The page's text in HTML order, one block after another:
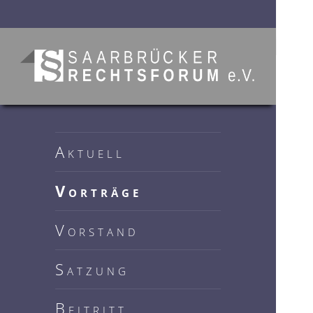
Saarbrücker Rechtsforum
Aktuell
Vorträge
Vorstand
Satzung
Beitritt